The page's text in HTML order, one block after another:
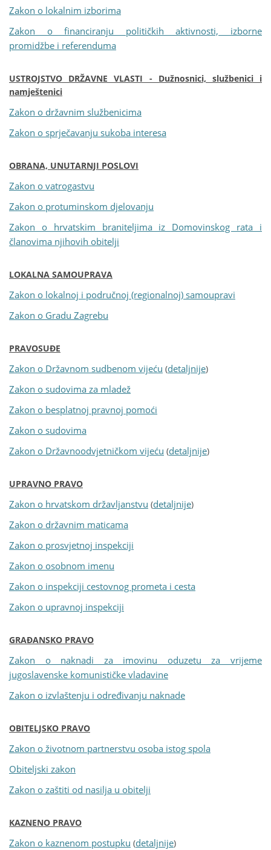
Zakon o lokalnim izborima
Zakon o financiranju političkih aktivnosti, izborne
promidžbe i referenduma
USTROJSTVO DRŽAVNE VLASTI - Dužnosnici, službenici i
namještenici
Zakon o državnim službenicima
Zakon o sprječavanju sukoba interesa
OBRANA, UNUTARNJI POSLOVI
Zakon o vatrogastvu
Zakon o protuminskom djelovanju
Zakon o hrvatskim braniteljima iz Domovinskog rata i
članovima njihovih obitelji
LOKALNA SAMOUPRAVA
Zakon o lokalnoj i područnoj (regionalnoj) samoupravi
Zakon o Gradu Zagrebu
PRAVOSUĐE
Zakon o Državnom sudbenom vijeću (detaljnije)
Zakon o sudovima za mladež
Zakon o besplatnoj pravnoj pomoći
Zakon o sudovima
Zakon o Državnoodvjetničkom vijeću (detaljnije)
UPRAVNO PRAVO
Zakon o hrvatskom državljanstvu (detaljnije)
Zakon o državnim maticama
Zakon o prosvjetnoj inspekciji
Zakon o osobnom imenu
Zakon o inspekciji cestovnog prometa i cesta
Zakon o upravnoj inspekciji
GRAĐANSKO PRAVO
Zakon o naknadi za imovinu oduzetu za vrijeme
jugoslavenske komunističke vladavine
Zakon o izvlaštenju i određivanju naknade
OBITELJSKO PRAVO
Zakon o životnom partnerstvu osoba istog spola
Obiteljski zakon
Zakon o zaštiti od nasilja u obitelji
KAZNENO PRAVO
Zakon o kaznenom postupku (detaljnije)